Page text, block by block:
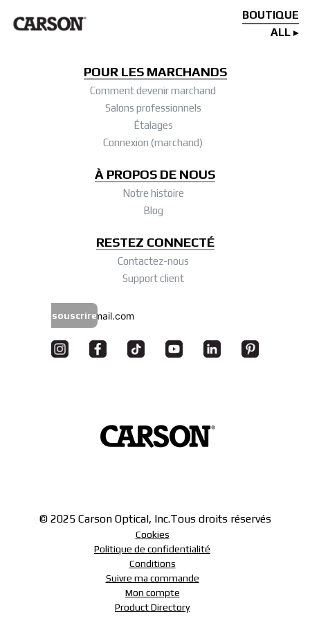
BOUTIQUE
ALL
POUR LES MARCHANDS
Comment devenir marchand
Salons professionnels
Étalages
Connexion (marchand)
À PROPOS DE NOUS
Notre histoire
Blog
RESTEZ CONNECTÉ
Contactez-nous
Support client
souscrire
© 2025 Carson Optical, Inc.Tous droits réservés
Cookies
Politique de confidentialité
Conditions
Suivre ma commande
Mon compte
Product Directory